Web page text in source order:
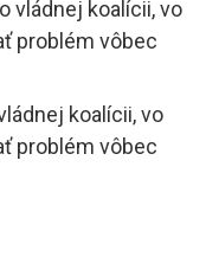
koalícii, vo
problém vôbec